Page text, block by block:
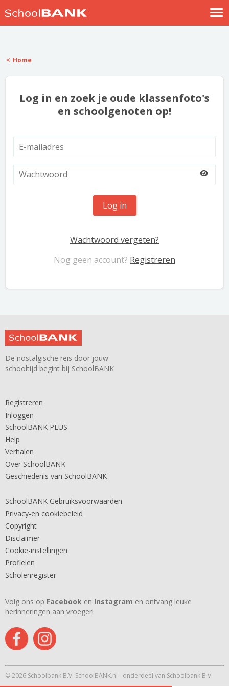
Help
Home
Log in en zoek je oude klassenfoto's
en schoolgenoten op!
Log in
Wachtwoord vergeten?
Nog geen account? Registreren
De nostalgische reis door jouw
schooltijd begint bij SchoolBANK
Registreren
Inloggen
SchoolBANK PLUS
Help
Verhalen
Over SchoolBANK
Geschiedenis van SchoolBANK
SchoolBANK Gebruiksvoorwaarden
Privacy-en cookiebeleid
Copyright
Disclaimer
Cookie-instellingen
Profielen
Scholenregister
Volg ons op Facebook en Instagram en ontvang leuke
herinneringen aan vroeger!
© 2026 Schoolbank B.V. SchoolBANK.nl - onderdeel van Schoolbank B.V.